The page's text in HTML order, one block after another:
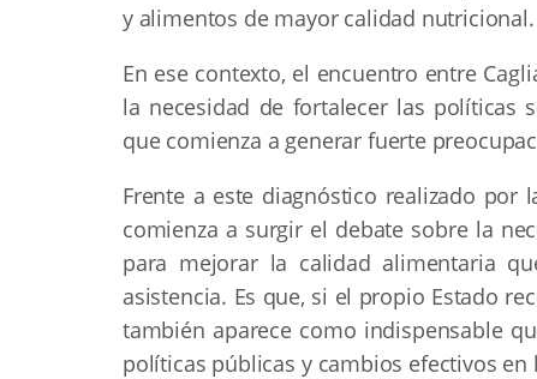
y alimentos de mayor calidad nutricional.
En ese contexto, el encuentro entre
la necesidad de fortalecer las políticas
que comienza a generar fuerte
Frente a este diagnóstico realizado por
comienza a surgir el debate sobre la
para mejorar la calidad alimentaria
asistencia. Es que, si el propio Estado
también aparece como indispensable
políticas públicas y cambios efectivos